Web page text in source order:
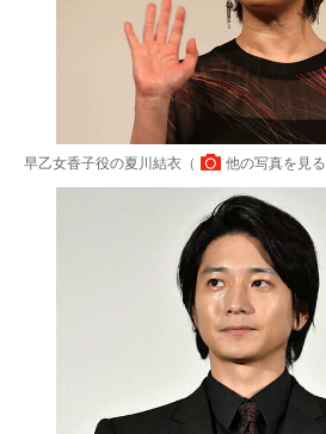
早乙女香子役の夏川結衣（ 他の写真を見る